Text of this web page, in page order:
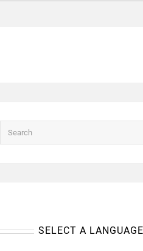
SELECT A LANGUAGE